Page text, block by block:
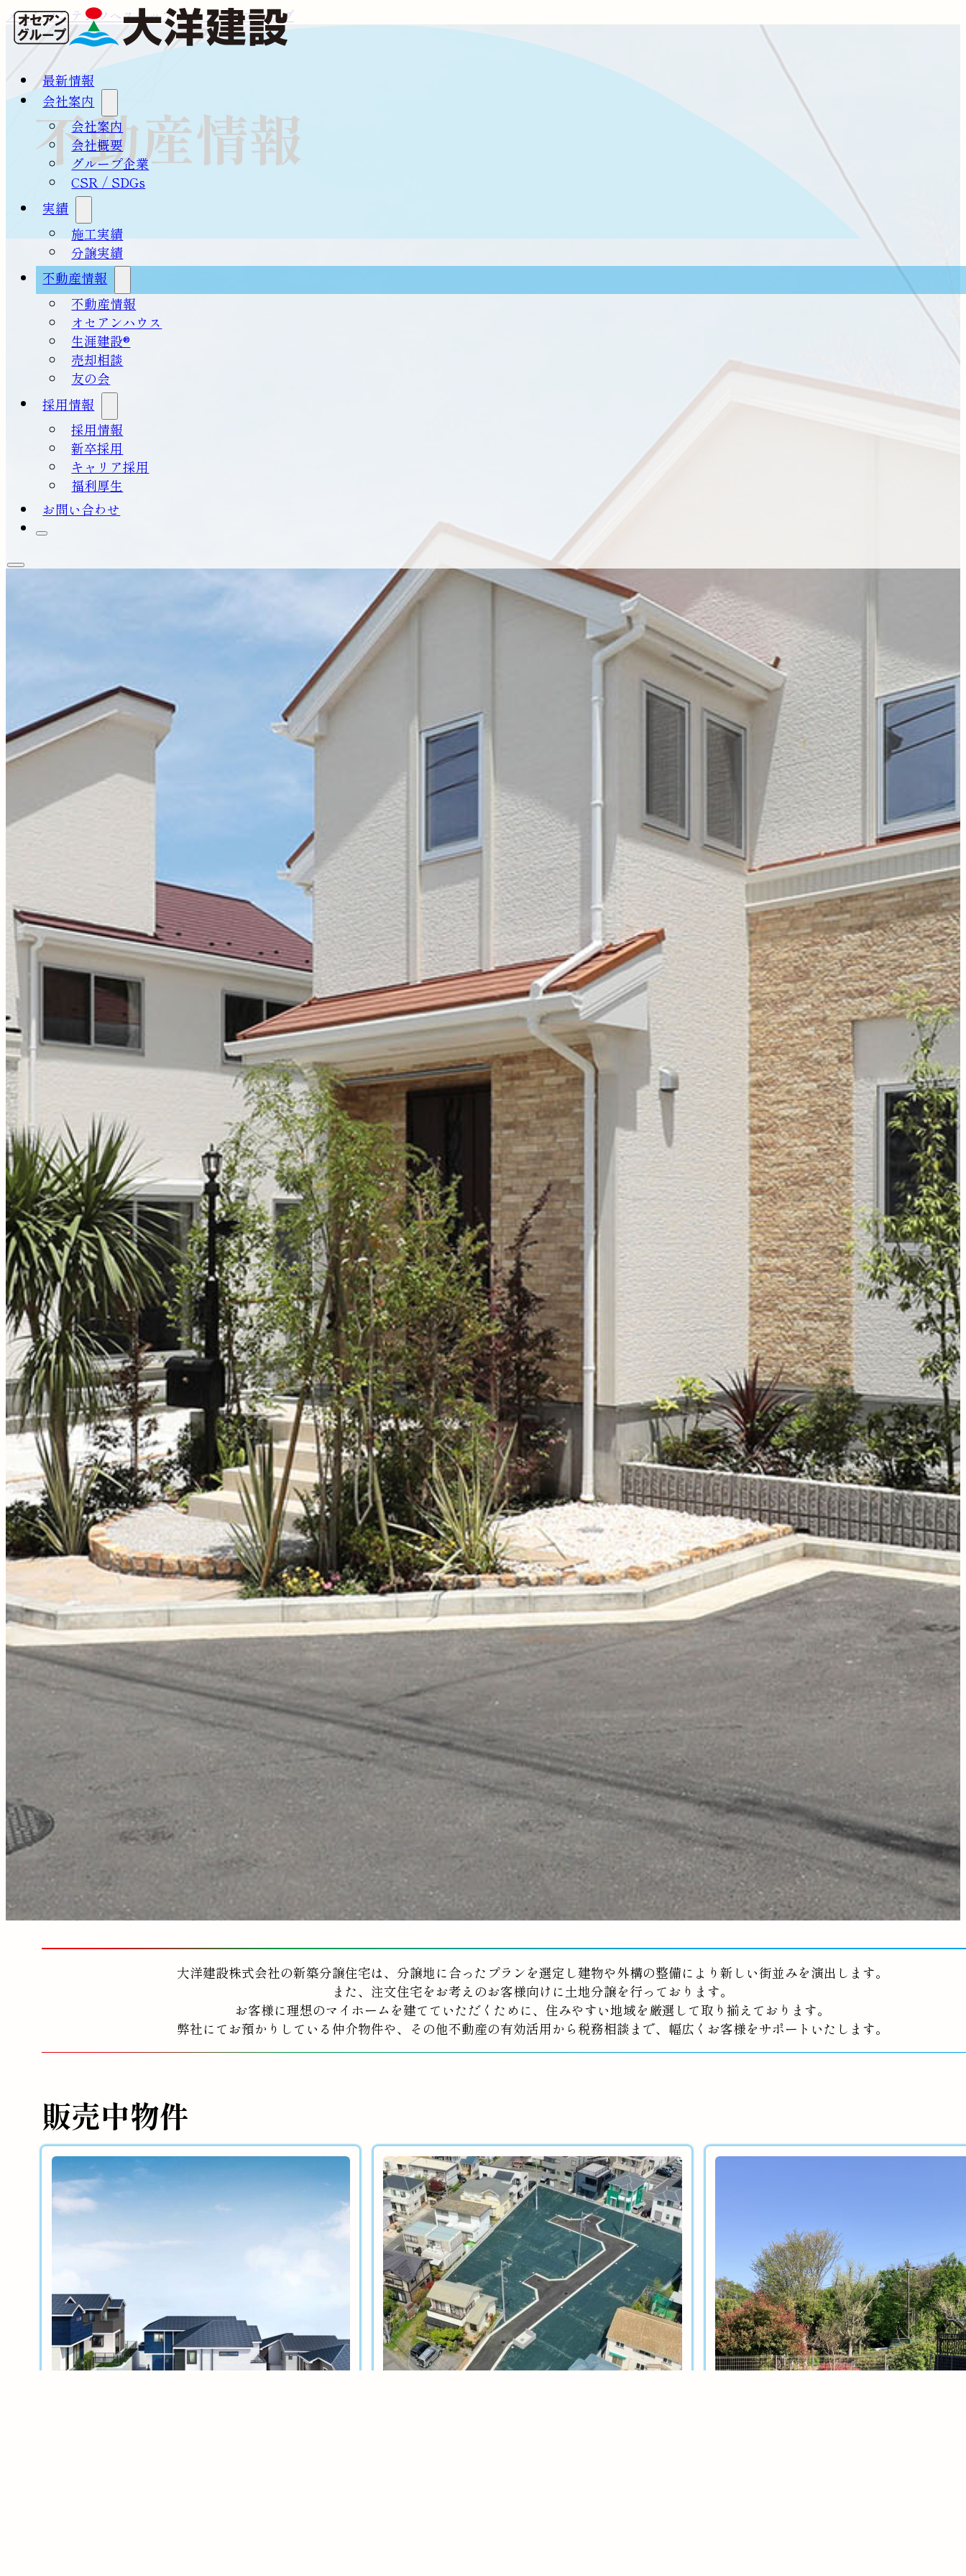
メインコンテンツへスキップフッターへスキップ
最新情報
会社案内
会社案内
会社概要
グループ企業
CSR / SDGs
実績
施工実績
分譲実績
不動産情報
不動産情報
オセアンハウス
生涯建設®
売却相談
友の会
採用情報
採用情報
新卒採用
キャリア採用
福利厚生
お問い合わせ
不動産情報
大洋建設株式会社の新築分譲住宅は、分譲地に合ったプランを選定し建物や外構の整備により新しい街並みを演出します。
また、注文住宅をお考えのお客様向けに土地分譲を行っております。
お客様に理想のマイホームを建てていただくために、住みやすい地域を厳選して取り揃えております。
弊社にてお預かりしている仲介物件や、その他不動産の有効活用から税務相談まで、幅広くお客様をサポートいたします。
販売中物件